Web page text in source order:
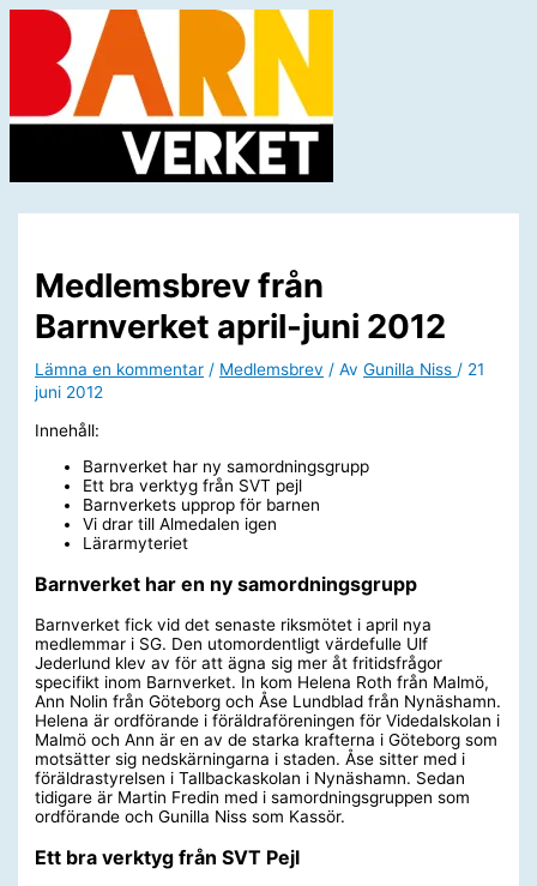
Hoppa
innehåll
Medlemsbrev från
Barnverket april-juni 2012
Lämna en kommentar / Medlemsbrev / AvGunilla Niss/ 21
juni 2012
Innehåll:
Barnverket har ny samordningsgrupp
Ett bra verktyg från SVT pejl
Barnverkets upprop för barnen
Vi drar till Almedalen igen
Lärarmyteriet
Barnverket har en ny samordningsgrupp
Barnverket fick vid det senaste riksmötet i april nya
medlemmar i SG. Den utomordentligt värdefulle Ulf
Jederlund klev av för att ägna sig mer åt fritidsfrågor
specifikt inom Barnverket. In kom Helena Roth från Malmö,
Ann Nolin från Göteborg och Åse Lundblad från Nynäshamn.
Helena är ordförande i föräldraföreningen för Videdalskolan i
Malmö och Ann är en av de starka krafterna i Göteborg som
motsätter sig nedskärningarna i staden. Åse sitter med i
föräldrastyrelsen i Tallbackaskolan i Nynäshamn. Sedan
tidigare är Martin Fredin med i samordningsgruppen som
ordförande och Gunilla Niss som Kassör.
Ett bra verktyg från SVT Pejl